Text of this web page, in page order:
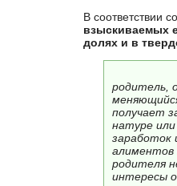
В соответствии
взыскиваемых
долях и в
родитель,
получает
натуре
заработок
алиментов
родителя
интересы